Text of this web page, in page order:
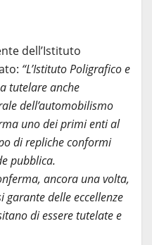
dell’Istituto
“L’Istituto Poligrafico e
tutelare anche
dell’automobilismo
uno dei primi enti al
di repliche conformi
pubblica.
ancora una volta,
garante delle eccellenze
di essere tutelate e